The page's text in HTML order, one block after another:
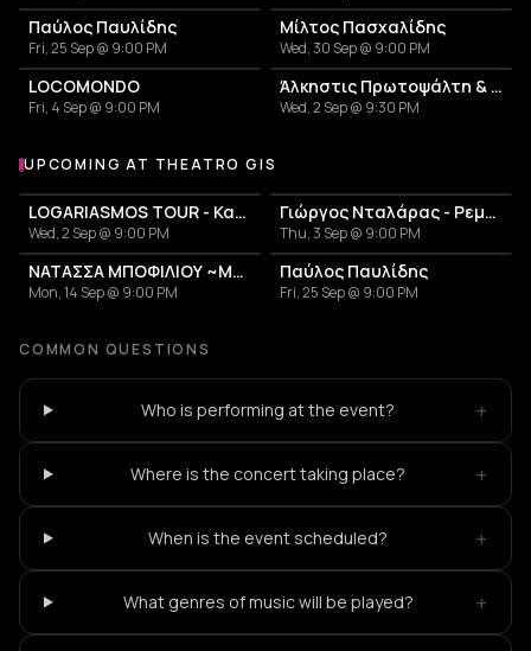
Παύλος Παυλίδης
Fri, 25 Sep @ 9:00 PM
Μίλτος Πασχαλίδης
Wed, 30 Sep @ 9:00 PM
LOCOMONDO
Fri, 4 Sep @ 9:00 PM
Άλκηστις Πρωτοψάλτη & Νίκος Πορτοκάλογλου
Wed, 2 Sep @ 9:30 PM
More events at Theatro Gis
UPCOMING AT THEATRO GIS
LOGARIASMOS TOUR - Κατερίνα Λιόλιου
Wed, 2 Sep @ 9:00 PM
Γιώργος Νταλάρας - Ρεμπέτικο
Thu, 3 Sep @ 9:00 PM
ΝΑΤΑΣΣΑ ΜΠΟΦΙΛΙΟΥ ~ΜΕΤΡΗΜΑ~
Mon, 14 Sep @ 9:00 PM
Παύλος Παυλίδης
Fri, 25 Sep @ 9:00 PM
COMMON QUESTIONS
Who is performing at the event? +
Where is the concert taking place? +
When is the event scheduled? +
What genres of music will be played? +